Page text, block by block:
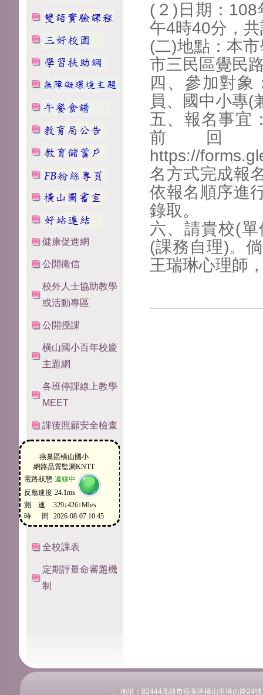
健康促進網
公開徵信
校外人士協助教學
或活動專區
公開授課
橫山國小百年校慶
主題網
各班停課線上教學
MEET
課後照顧安全檢查
全校課表
定期評量命審題機
制
(２)日期：
午4時40分，
(二)地點：本
市三民區覺民
四、參加對象
員、國中小專(
五、報名事宜
前回
https://
名方式完成報
依報名順序進
錄取。
六、請貴校(
(課務自理)。
王瑞琳心理師
::: 地址：82444高雄市燕巢區橫山里橫山路24